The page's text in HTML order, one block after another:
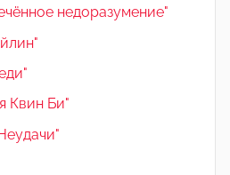
недоразумение"
Квин Би"